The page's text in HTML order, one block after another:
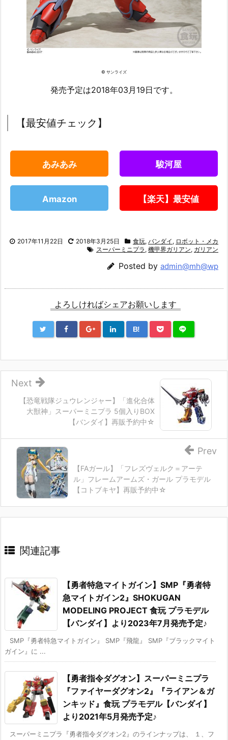
© サンライズ
発売予定は2018年03月19日です。
【最安値チェック】
あみあみ 駿河屋
Amazon 【楽天】最安値
2017年11月22日 2018年3月25日 食玩, バンダイ , ロボット・メカ
スーパーミニプラ , 機甲界ガリアン, ガリアン
Posted by admin@mh@wp
よろしければシェアお願いします
B!
【恐竜戦隊ジュウレンジャー】「進化合体
大獣神」スーパーミニプラ 5個入りBOX
【バンダイ】再販予約中☆
Next
【FAガール】「フレズヴェルク＝アーテ
ル」フレームアームズ・ガール プラモデル
【コトブキヤ】再販予約中☆
Prev
関連記事
【勇者特急マイトガイン】SMP『勇者特
急マイトガイン2』SHOKUGAN
MODELING PROJECT 食玩 プラモデル
【バンダイ】より2023年7月発売予定♪
SMP『勇者特急マイトガイン』 SMP『飛龍』 SMP『ブラックマイト
ガイン』に ...
【勇者指令ダグオン】スーパーミニプラ
『ファイヤーダグオン2』『ライアン＆ガ
ンキッド』食玩 プラモデル【バンダイ】
より2021年5月発売予定♪
スーパーミニプラ『勇者指令ダグオン2』のラインナップは、 １、フ